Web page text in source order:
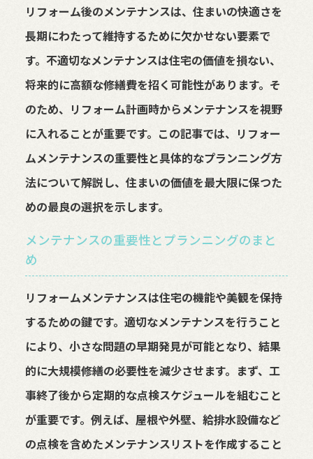
リフォーム後のメンテナンスは、住まいの快適さを
長期にわたって維持するために欠かせない要素で
す。不適切なメンテナンスは住宅の価値を損ない、
将来的に高額な修繕費を招く可能性があります。そ
のため、リフォーム計画時からメンテナンスを視野
に入れることが重要です。この記事では、リフォー
ムメンテナンスの重要性と具体的なプランニング方
法について解説し、住まいの価値を最大限に保つた
めの最良の選択を示します。
メンテナンスの重要性とプランニングのまと
め
リフォームメンテナンスは住宅の機能や美観を保持
するための鍵です。適切なメンテナンスを行うこと
により、小さな問題の早期発見が可能となり、結果
的に大規模修繕の必要性を減少させます。まず、工
事終了後から定期的な点検スケジュールを組むこと
が重要です。例えば、屋根や外壁、給排水設備など
の点検を含めたメンテナンスリストを作成すること